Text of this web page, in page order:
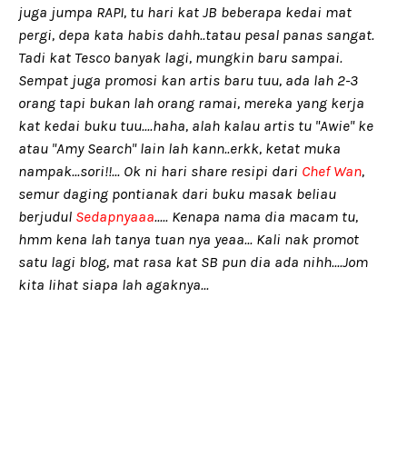
juga jumpa RAPI, tu hari kat JB beberapa kedai mat
pergi, depa kata habis dahh..tatau pesal panas sangat.
Tadi kat Tesco banyak lagi, mungkin baru sampai.
Sempat juga promosi kan artis baru tuu, ada lah 2-3
orang tapi bukan lah orang ramai, mereka yang kerja
kat kedai buku tuu....haha, alah kalau artis tu "Awie" ke
atau "Amy Search" lain lah kann..erkk, ketat muka
nampak...sori!!... Ok ni hari share resipi dari Chef Wan,
semur daging pontianak dari buku masak beliau
berjudul Sedapnyaaa..... Kenapa nama dia macam tu,
hmm kena lah tanya tuan nya yeaa... Kali nak promot
satu lagi blog, mat rasa kat SB pun dia ada nihh....Jom
kita lihat siapa lah agaknya...